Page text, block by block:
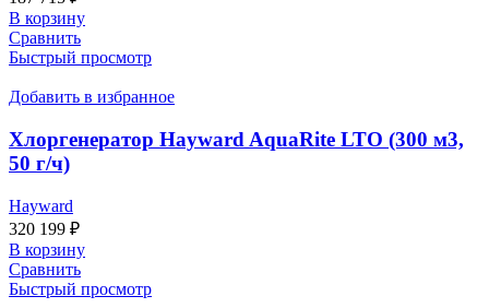
В корзину
Сравнить
Быстрый просмотр
Добавить в избранное
Хлоргенератор Hayward AquaRite LTO (300 м3,
50 г/ч)
Hayward
320 199 ₽
В корзину
Сравнить
Быстрый просмотр